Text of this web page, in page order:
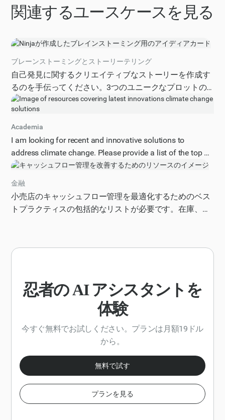
関連するユースケースを見る
ブレーンストーミングとストーリーテリング
自己発見に関するクリエイティブなストーリーを作成す
るのを手伝ってください。3つのユニークなプロットの
方向性、潜在的なキャラクターアーク、予想外のひねり
を生み出しましょう。口調はインスピレーションを与え
るものでなければならず、ターゲットオーディエンスは
悲しみを乗り越えるミレニアル世代でなければなりませ
ん。
Academia
I am looking for recent and innovative solutions to
address climate change. Please provide a list of the top 5
new technologies, policies, or strategies that have been
developed in the past 2 years to mitigate or adapt to
climate change, along with a brief description of each and
their potential impact. The solutions should be applicable
to various sectors, including energy, transportation, and
the following details: solution name, description, sector,
金融
小売店のキャッシュフロー管理を最適化するためのベス
トプラクティスの包括的なリストが必要です。在庫、買
プライチェーンの混乱、経済の不確実性などの要因を考
ベストプラクティスを説明する例やケーススタディを含
める必要があります。回答は、それぞれのベストプラク
ティスを明確かつ簡潔に説明した番号付きリスト形式で
性を測定するために使用できる関連指標や主要業績評価
指標 (KPI) があれば含めてください。
忍者の AI アシスタントを
体験
今すぐ無料でお試しください。プランは月額19ドル
から。
無料で試す
プランを見る